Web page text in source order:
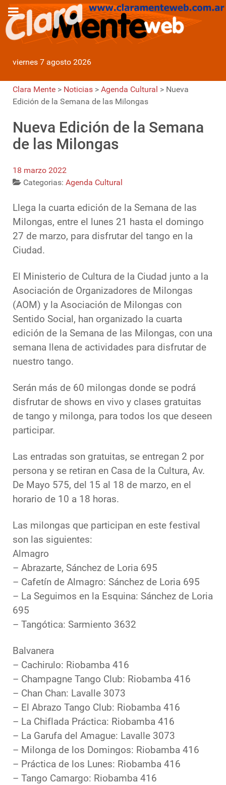
viernes 7 agosto 2026
Clara Mente > Noticias > Agenda Cultural > Nueva
Edición de la Semana de las Milongas
Nueva Edición de la Semana
de las Milongas
18 marzo 2022
Categorias: Agenda Cultural
Llega la cuarta edición de la Semana de las
Milongas, entre el lunes 21 hasta el domingo
27 de marzo, para disfrutar del tango en la
Ciudad.
El Ministerio de Cultura de la Ciudad junto a la
Asociación de Organizadores de Milongas
(AOM) y la Asociación de Milongas con
Sentido Social, han organizado la cuarta
edición de la Semana de las Milongas, con una
semana llena de actividades para disfrutar de
nuestro tango.
Serán más de 60 milongas donde se podrá
disfrutar de shows en vivo y clases gratuitas
de tango y milonga, para todos los que deseen
participar.
Las entradas son gratuitas, se entregan 2 por
persona y se retiran en Casa de la Cultura, Av.
De Mayo 575, del 15 al 18 de marzo, en el
horario de 10 a 18 horas.
Las milongas que participan en este festival
son las siguientes:
Almagro
– Abrazarte, Sánchez de Loria 695
– Cafetín de Almagro: Sánchez de Loria 695
– La Seguimos en la Esquina: Sánchez de Loria
695
– Tangótica: Sarmiento 3632
Balvanera
– Cachirulo: Riobamba 416
– Champagne Tango Club: Riobamba 416
– Chan Chan: Lavalle 3073
– El Abrazo Tango Club: Riobamba 416
– La Chiflada Práctica: Riobamba 416
– La Garufa del Amague: Lavalle 3073
– Milonga de los Domingos: Riobamba 416
– Práctica de los Lunes: Riobamba 416
– Tango Camargo: Riobamba 416